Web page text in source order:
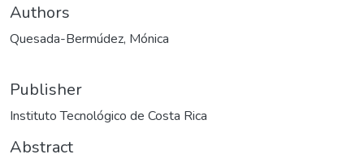
Authors
Quesada-Bermúdez, Mónica
Publisher
Instituto Tecnológico de Costa Rica
Abstract